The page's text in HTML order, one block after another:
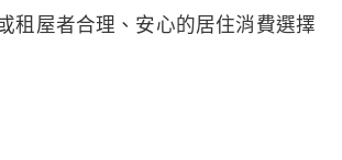
租屋者合理、安心的居住消費選擇